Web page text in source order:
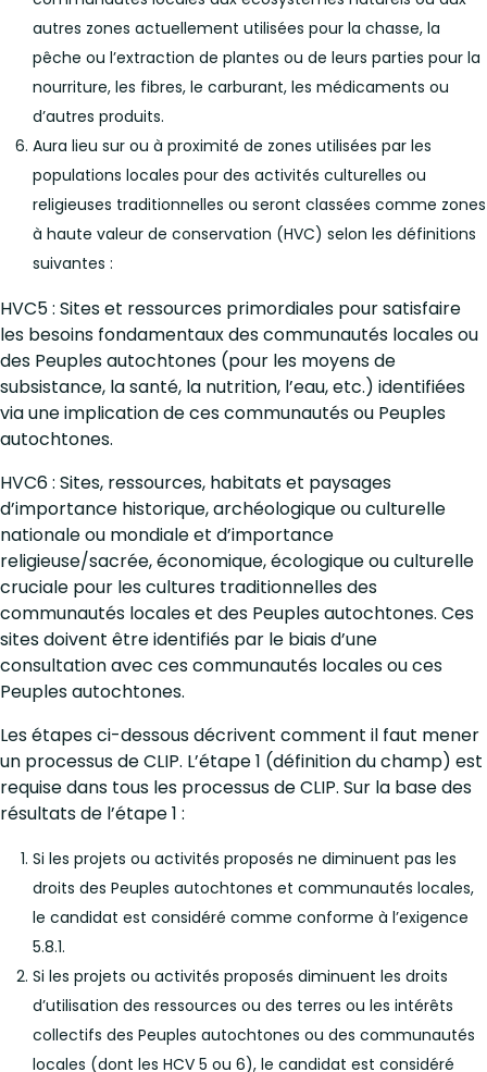
autres zones actuellement utilisées pour la chasse, la
pêche ou l’extraction de plantes ou de leurs parties pour la
nourriture, les fibres, le carburant, les médicaments ou
d’autres produits.
Aura lieu sur ou à proximité de zones utilisées par les
populations locales pour des activités culturelles ou
religieuses traditionnelles ou seront classées comme zones
à haute valeur de conservation (HVC) selon les définitions
suivantes :
HVC5 : Sites et ressources primordiales pour satisfaire
les besoins fondamentaux des communautés locales ou
des Peuples autochtones (pour les moyens de
subsistance, la santé, la nutrition, l’eau, etc.) identifiées
via une implication de ces communautés ou Peuples
autochtones.
HVC6 : Sites, ressources, habitats et paysages
d’importance historique, archéologique ou culturelle
nationale ou mondiale et d’importance
religieuse/sacrée, économique, écologique ou culturelle
cruciale pour les cultures traditionnelles des
communautés locales et des Peuples autochtones. Ces
sites doivent être identifiés par le biais d’une
consultation avec ces communautés locales ou ces
Peuples autochtones.
Les étapes ci-dessous décrivent comment il faut mener
un processus de CLIP. L’étape 1 (définition du champ) est
requise dans tous les processus de CLIP. Sur la base des
résultats de l’étape 1 :
Si les projets ou activités proposés ne diminuent pas les
droits des Peuples autochtones et communautés locales,
le candidat est considéré comme conforme à l’exigence
5.8.1.
Si les projets ou activités proposés diminuent les droits
d’utilisation des ressources ou des terres ou les intérêts
collectifs des Peuples autochtones ou des communautés
locales (dont les HCV 5 ou 6), le candidat est considéré